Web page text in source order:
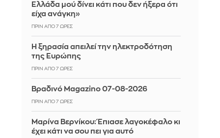
Ελλάδα μού δίνει κάτι που δεν ήξερα ότι
είχα ανάγκη»
ΠΡΙΝ ΑΠΌ 7 ΏΡΕΣ
Η ξηρασία απειλεί την ηλεκτροδότηση
της Ευρώπης
ΠΡΙΝ ΑΠΌ 7 ΏΡΕΣ
Βραδινό Magazino 07-08-2026
ΠΡΙΝ ΑΠΌ 7 ΏΡΕΣ
Μαρίνα Βερνίκου: Έπιασε λαγοκέφαλο κι
έχει κάτι να σου πει για αυτό